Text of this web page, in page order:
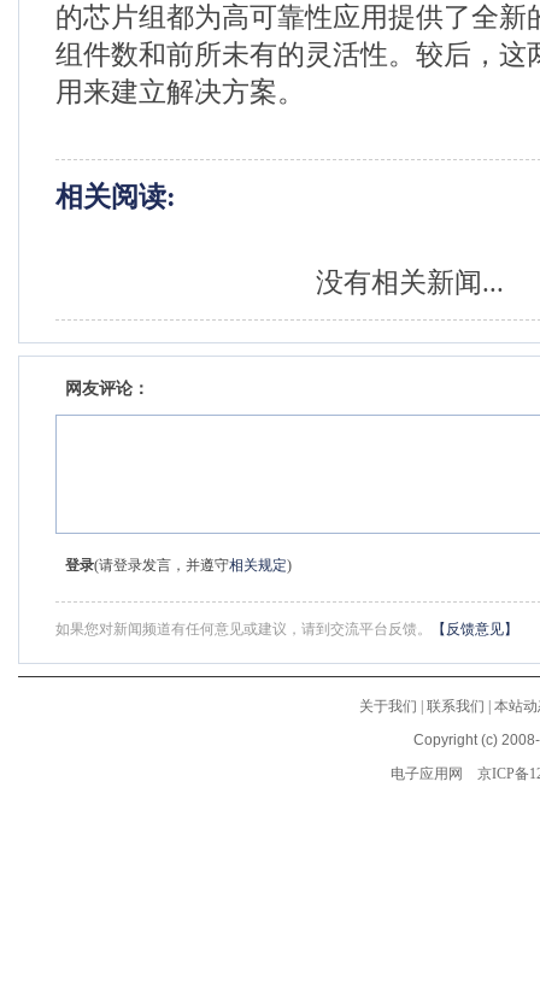
的芯片组都为高可靠性应用提供了全新
组件数和前所未有的灵活性。较后，这
用来建立解决方案。
相关阅读:
没有相关新闻...
网友评论：
登录(请登录发言，并遵守相关规定)
如果您对新闻频道有任何意见或建议，请到交流平台反馈。 【反馈意见】
关于我们 联系我们
本站
Copyright (c)
电子应用网
京ICP备